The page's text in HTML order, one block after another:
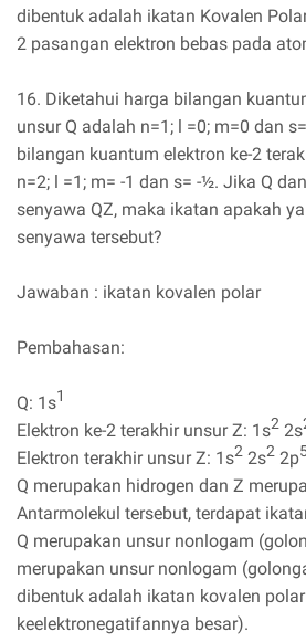
dibentuk adalah ikatan Kovalen
2 pasangan elektron bebas pada
16. Diketahui harga bilangan
unsur Q adalah n=1; l =0; m=0 dan
bilangan kuantum elektron ke-2
n=2; l =1; m= -1 dan s= -½. Jika Q
senyawa QZ, maka ikatan apakah
senyawa tersebut?
Jawaban : ikatan kovalen polar
Pembahasan:
Q: 1s1
Elektron ke-2 terakhir unsur Z: 1s2 2s
Elektron terakhir unsur Z: 1s2 2s2 2p
Q merupakan hidrogen dan Z
Antarmolekul tersebut, terdapat
Q merupakan unsur nonlogam
merupakan unsur nonlogam
dibentuk adalah ikatan kovalen
keelektronegatifannya besar).